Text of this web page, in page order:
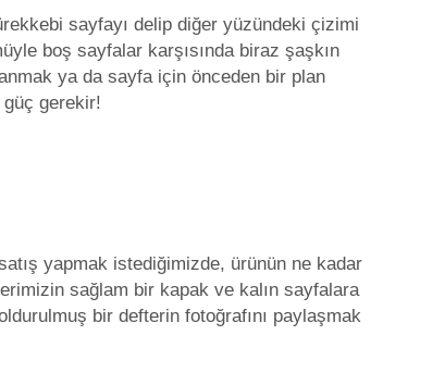
sayfayı delip diğer yüzündeki çizimi
boş sayfalar karşısında biraz şaşkın
ya da sayfa için önceden bir plan
güç gerekir!
yapmak istediğimizde, ürünün ne kadar
sağlam bir kapak ve kalın sayfalara
bir defterin fotoğrafını paylaşmak